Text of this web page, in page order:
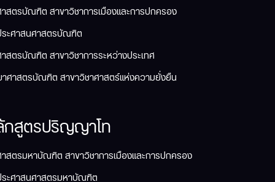
สตรบัณฑิต สาขาวิชาการเมืองและการปกครอง
ะศาสนศาสตรบัณฑิต
สตรบัณฑิต สาขาวิชาการระหว่างประเทศ
ศาสตรบัณฑิต สาขาวิชาศาสตร์แห่งความยั่งยืน
สูตรปริญญาโท
สตรมหาบัณฑิต สาขาวิชาการเมืองและการปกครอง
ะศาสนศาสตรมหาบัณฑิต